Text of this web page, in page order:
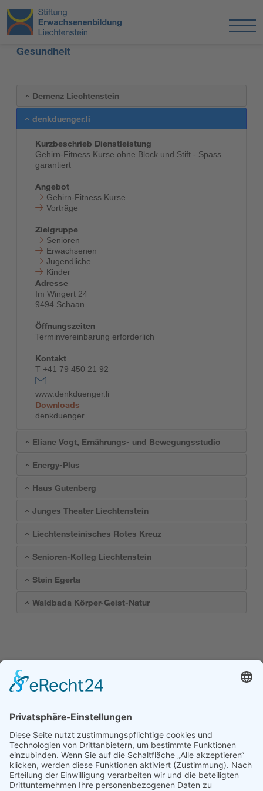
Gesundheit
Demenz Liechtenstein
denkduenger.li
Kurzbeschrieb Dienstleistung
Gehirn-Fitness Kurse ohne Block und Stift - Spass
garantiert
Angebot
Gehirn-Fitness Kurse
Vorträge
Zielgruppe
Senioren
Erwachsenen
Jugendliche
Kinder
Adresse
Im Wingert 24
9494 Schaan
Öffnungszeiten
Terminvereinbarung erforderlich
Kontakt
T +41 79 450 21 92
www.denkduenger.li
Downloads
denkduenger
Eliane Vogt, Ernährungs- und Bewegungsstudio
Energy-Plus
Haus Gutenberg
Junges Theater Liechtenstein
Liechtensteinisches Rotes Kreuz
Senioren-Kolleg Liechtenstein
Stein Egerta
Waldbada Körper-Geist-Natur
Programm Erasmus+
der Europäischen Union
Stiftung Erwachsenenbildung Liechtenstein
Landstrasse 92
9494 Schaan